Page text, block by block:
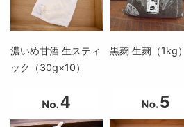
濃いめ甘酒 生スティ
ック（30g×10）
黒麹 生麹（1kg）